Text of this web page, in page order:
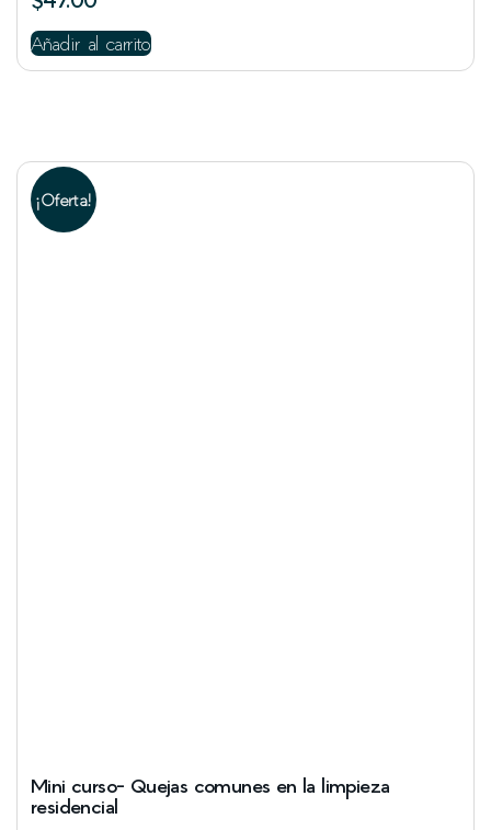
Añadir al carrito
¡Oferta!
Mini curso- Quejas comunes en la limpieza
residencial